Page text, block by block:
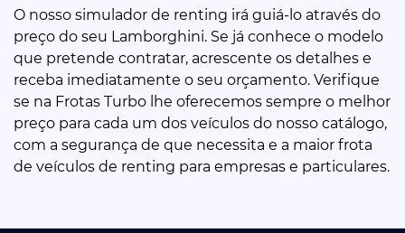
O nosso simulador de renting irá guiá-lo através do
preço do seu Lamborghini. Se já conhece o modelo
que pretende contratar, acrescente os detalhes e
receba imediatamente o seu orçamento. Verifique
se na Frotas Turbo lhe oferecemos sempre o melhor
preço para cada um dos veículos do nosso catálogo,
com a segurança de que necessita e a maior frota
de veículos de renting para empresas e particulares.